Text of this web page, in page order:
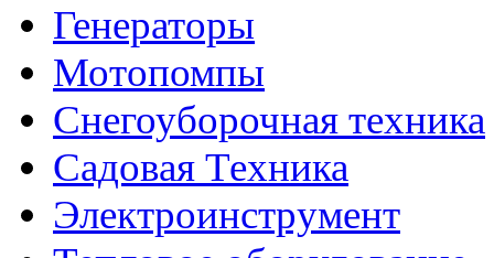
Генераторы
Мотопомпы
Снегоуборочная техника
Садовая Техника
Электроинструмент